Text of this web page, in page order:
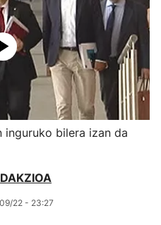
inguruko bilera izan da
22 - 23:27